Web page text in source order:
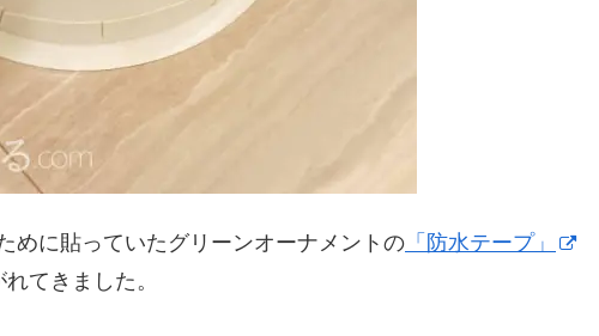
めに貼っていたグリーンオーナメントの 「防水テープ」
てきました。